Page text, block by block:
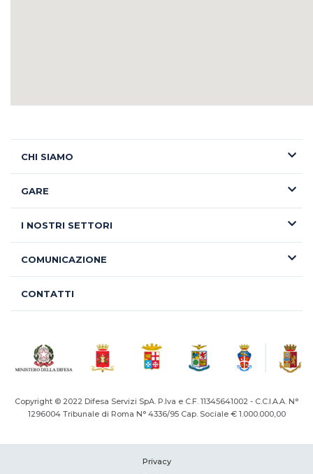
CHI SIAMO
GARE
I NOSTRI SETTORI
COMUNICAZIONE
CONTATTI
Copyright © 2022 Difesa Servizi SpA. P.Iva e C.F. 11345641002 - C.C.I.A.A. N°
1296004Tribunale di Roma N° 4336/95 Cap. Sociale € 1.000.000,00
Privacy